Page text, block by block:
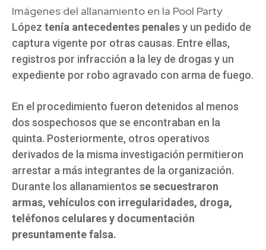
Imágenes del allanamiento en la Pool Party
López tenía antecedentes penalesy un pedido de
captura vigente por otras causas. Entre ellas,
registros por infracción a la ley de drogas y un
expediente por robo agravado con arma de fuego.
En el procedimiento fueron detenidos al menos
dos sospechosos que se encontraban en la
quinta. Posteriormente, otros operativos
derivados de la misma investigación permitieron
arrestar a más integrantes de la organización.
Durante los allanamientos se secuestraron
armas, vehículos con irregularidades, droga,
teléfonos celulares y documentación
presuntamente falsa.